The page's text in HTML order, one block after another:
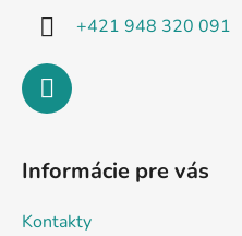
+421 948 320 091
Informácie pre vás
Kontakty